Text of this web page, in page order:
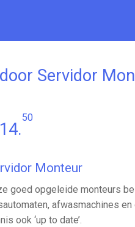
Servidor
50
Monteur
goed opgeleide monteurs
afwasmachines
ook ‘up to date’.